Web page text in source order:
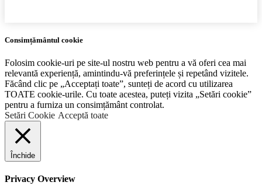
Consimțământul cookie
Folosim cookie-uri pe site-ul nostru web pentru a vă oferi cea mai
relevantă experiență, amintindu-vă preferințele și repetând vizitele.
Făcând clic pe „Acceptați toate”, sunteți de acord cu utilizarea
TOATE cookie-urile. Cu toate acestea, puteți vizita „Setări cookie”
pentru a furniza un consimțământ controlat.
Setări Cookie Acceptă toate
Închide
Privacy Overview